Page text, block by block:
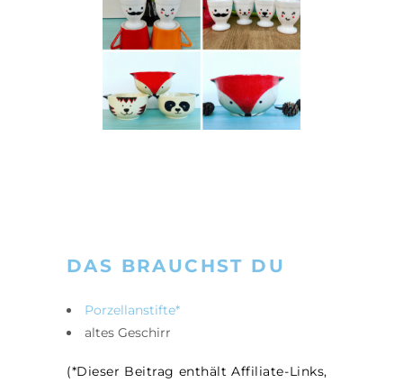
DAS BRAUCHST DU
Porzellanstifte*
altes Geschirr
(*Dieser Beitrag enthält Affiliate-Links,